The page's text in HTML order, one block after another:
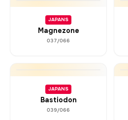
JAPANS
Magnezone
037/066
JAPANS
Bastiodon
039/066